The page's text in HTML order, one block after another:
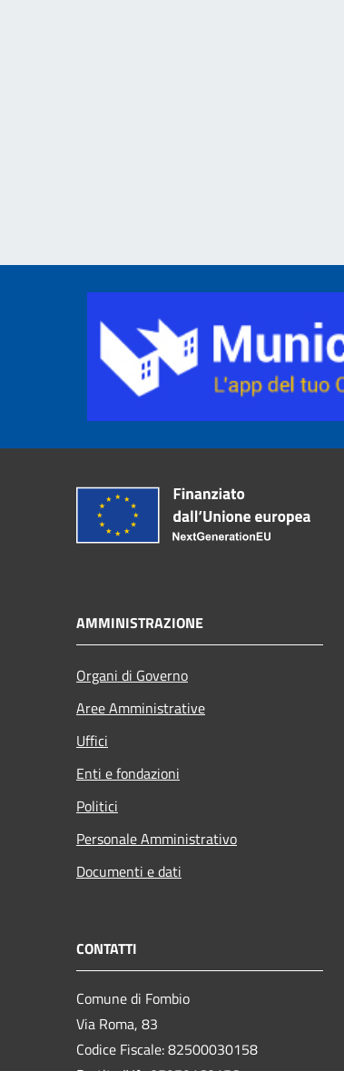
AMMINISTRAZIONE
Organi di Governo
Aree Amministrative
Uffici
Enti e fondazioni
Politici
Personale Amministrativo
Documenti e dati
CONTATTI
Comune di Fombio
Via Roma, 83
Codice Fiscale: 82500030158